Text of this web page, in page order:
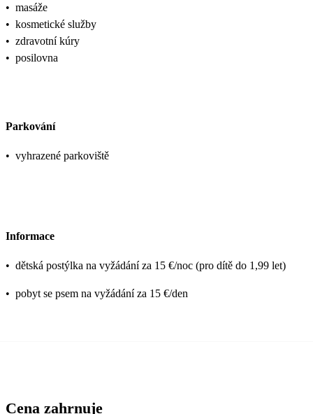
• masáže
• kosmetické služby
• zdravotní kúry
• posilovna
Parkování
• vyhrazené parkoviště
Informace
• dětská postýlka na vyžádání za 15 €/noc (pro dítě do 1,99 let)
• pobyt se psem na vyžádání za 15 €/den
Cena zahrnuje